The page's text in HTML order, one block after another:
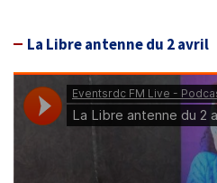
La Libre antenne du 2 avril